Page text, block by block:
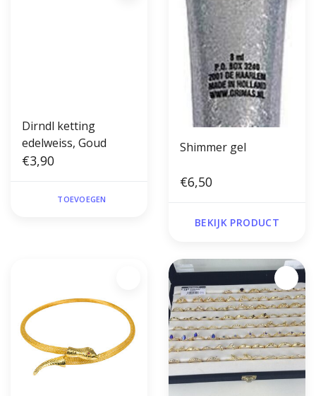
Dirndl ketting
edelweiss, Goud
€3,90
TOEVOEGEN
Shimmer gel
€6,50
BEKIJK PRODUCT